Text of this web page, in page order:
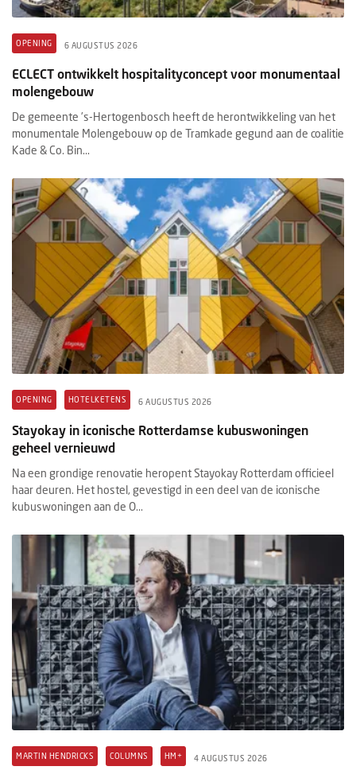
OPENING 6 AUGUSTUS 2026
ECLECT ontwikkelt hospitalityconcept voor monumentaal
molengebouw
De gemeente ’s-Hertogenbosch heeft de herontwikkeling van het
monumentale Molengebouw op de Tramkade gegund aan de coalitie
Kade & Co. Bin...
OPENING HOTELKETENS 6 AUGUSTUS 2026
Stayokay in iconische Rotterdamse kubuswoningen
geheel vernieuwd
Na een grondige renovatie heropent Stayokay Rotterdam officieel
haar deuren. Het hostel, gevestigd in een deel van de iconische
kubuswoningen aan de O...
MARTIN HENDRICKS COLUMNS HM+ 4 AUGUSTUS 2026